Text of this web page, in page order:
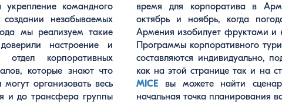
командного
незабываемых
мы реализуем такие
настроение и
корпоративных
которые знают что
организовать весь
и до трансфера группы
месяцы - сентябрь,
жарко и не холодно,
туристических местах.
10 из 10 случаев всегда
ожыдания заказчика, но
как на этой странице так и на
MICE вы можете найти
начальная точка планирования